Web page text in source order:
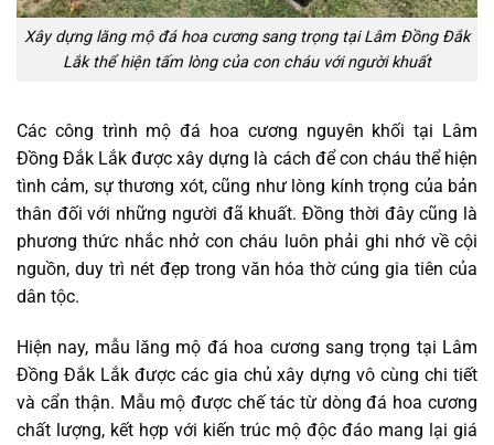
Xây dựng lăng mộ đá hoa cương sang trọng tại Lâm Đồng Đắk
Lắk thể hiện tấm lòng của con cháu với người khuất
Các công trình mộ đá hoa cương nguyên khối tại Lâm
Đồng Đắk Lắk được xây dựng là cách để con cháu thể hiện
tình cảm, sự thương xót, cũng như lòng kính trọng của bản
thân đối với những người đã khuất. Đồng thời đây cũng là
phương thức nhắc nhở con cháu luôn phải ghi nhớ về cội
nguồn, duy trì nét đẹp trong văn hóa thờ cúng gia tiên của
dân tộc.
Hiện nay, mẫu lăng mộ đá hoa cương sang trọng tại Lâm
Đồng Đắk Lắk được các gia chủ xây dựng vô cùng chi tiết
và cẩn thận. Mẫu mộ được chế tác từ dòng đá hoa cương
chất lượng, kết hợp với kiến trúc mộ độc đáo mang lại giá